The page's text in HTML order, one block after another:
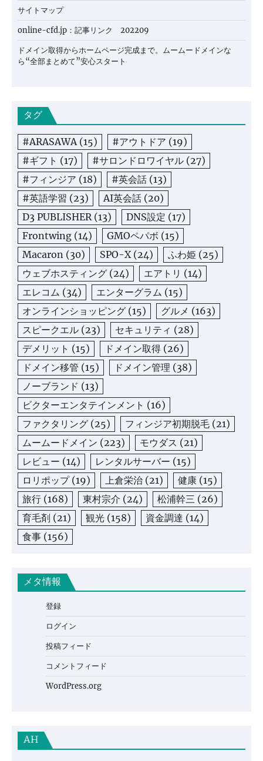
サイトマップ
online-cfd.jp：記事リンク 202209
ドメイン取得からホームページ完成まで。ムームードメインな
ら“全部まとめて”安心スタート
タグ
#ARASAWA (15) #アウトドア (19)
#ギフト (17) #サロンドロワイヤル (27)
#フィンジア (18) #英会話 (13)
#英語学習 (23) AI英会話 (20)
D3 PUBLISHER (13) DNS設定 (17)
Frontwing (14) GMOペパボ (15)
Macaron (30) SPO-X (24) ふわ姫 (25)
ウェブホスティング (24) エアトリ (14)
エレコム (34) エンターグラム (15)
オンラインショッピング (15) グルメ (163)
スピークエル (23) セキュリティ (28)
デメリット (15) ドメイン取得 (26)
ドメイン移管 (15) ドメイン管理 (38)
ノーブランド (13)
ビクターエンタテインメント (16)
ファクタリング (25) フィンジア初期脱毛 (21)
ムームードメイン (223) モウダス (21)
レビュー (14) レンタルサーバー (15)
ロリポップ(19) 上倉栄治 (21) 健康 (15)
旅行 (168) 東村宗介 (24) 松浦幹三 (26)
育毛剤 (21) 観光 (158) 資金調達 (14)
食事 (156)
メタ情報
登録
ログイン
投稿フィード
コメントフィード
WordPress.org
AH